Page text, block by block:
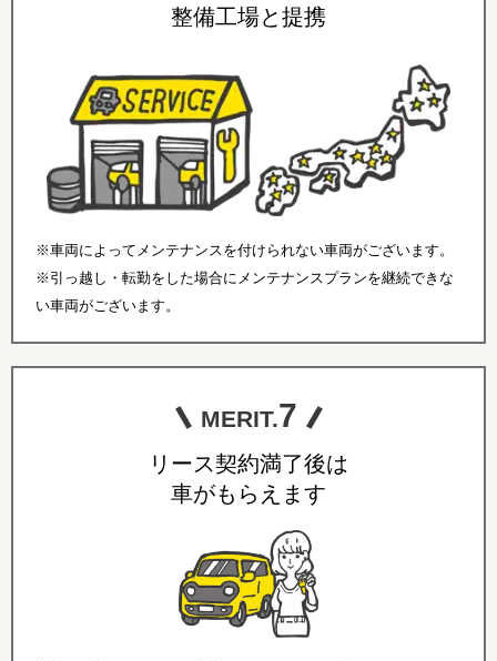
整備工場と提携
※車両によってメンテナンスを付けられない車両がございます。
※引っ越し・転勤をした場合にメンテナンスプランを継続できな
い車両がございます。
MERIT.7
リース契約満了後は
車がもらえます